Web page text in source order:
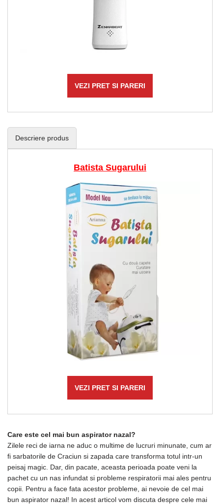
VEZI PRET SI PARERI
Descriere produs
Batista Sugarului
VEZI PRET SI PARERI
Care este cel mai bun aspirator nazal?
Zilele reci de iarna ne aduc o multime de lucruri minunate, cum ar
fi sarbatorile de Craciun si zapada care transforma totul intr-un
peisaj magic. Dar, din pacate, aceasta perioada poate veni la
pachet cu un nas infundat si probleme respiratorii mai ales pentru
copii. Pentru a face fata acestor probleme, ai nevoie de cel mai
bun aspirator nazal! In acest articol vom discuta despre cele mai